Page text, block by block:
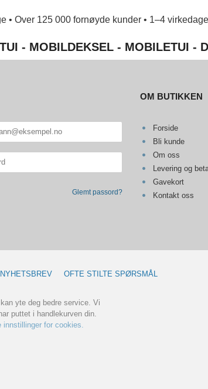
• Over 125 000 fornøyde kunder • 1–4
- MOBILDEKSEL - MOBILETUI -
Glemt passord?
OM BUTIKKEN
Forside
Bli kunde
Om oss
Levering og
Gavekort
Kontakt oss
NYHETSBREV OFTE STILTE SPØRSMÅL
yte deg bedre service. Vi
puttet i handlekurven din.
innstillinger for cookies.